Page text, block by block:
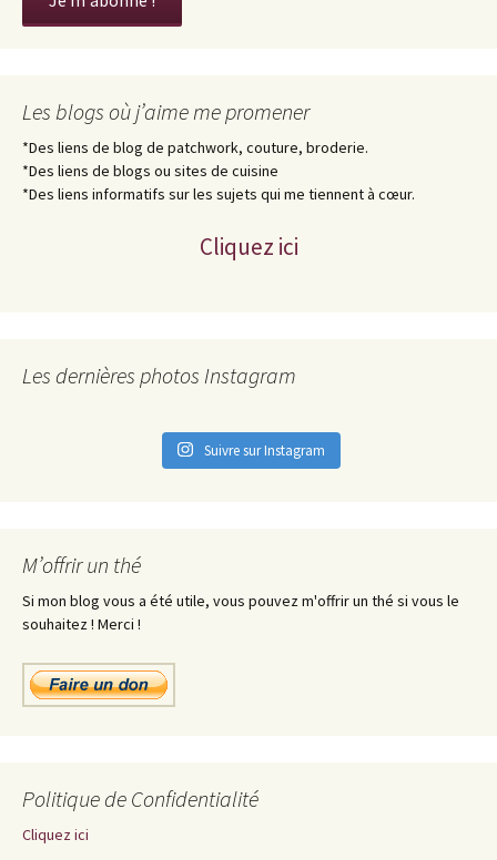
Les blogs où j’aime me promener
*Des liens de blog de patchwork, couture, broderie.
*Des liens de blogs ou sites de cuisine
*Des liens informatifs sur les sujets qui me tiennent à cœur.
Cliquez ici
Les dernières photos Instagram
Suivre sur Instagram
M’offrir un thé
Si mon blog vous a été utile, vous pouvez m'offrir un thé si vous le
souhaitez ! Merci !
Politique de Confidentialité
Cliquez ici